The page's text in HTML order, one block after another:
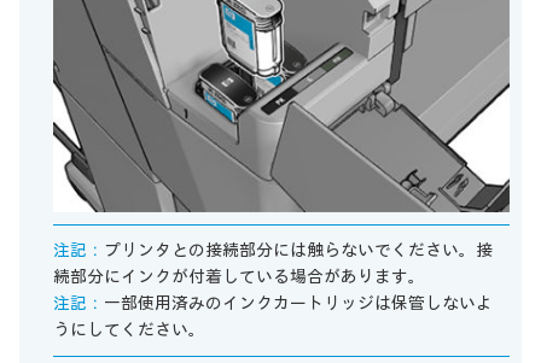
注記： プリンタとの接続部分には触らないでください。接
続部分にインクが付着している場合があります。
注記： 一部使用済みのインクカートリッジは保管しないよ
うにしてください。